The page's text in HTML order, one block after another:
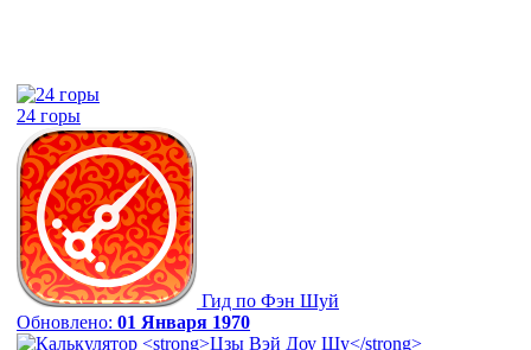
24 горы
Гид по Фэн Шуй
Обновлено: 01 Января 1970